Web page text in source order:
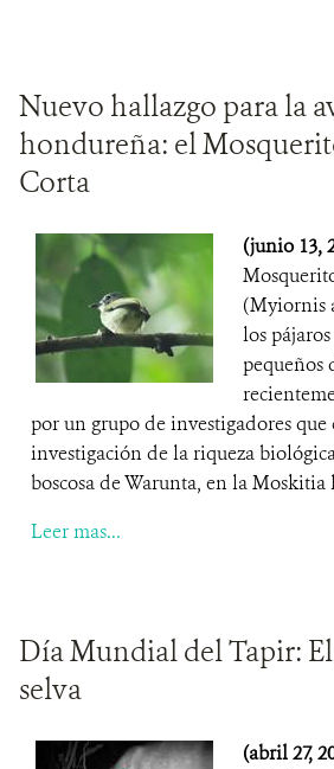
Nuevo hallazgo para la
hondureña: el
Corta
(junio 13,
(Myiornis
los
pequeños
por un grupo de investigadores
investigación de la riqueza
boscosa de Warunta, en la
Leer mas...
Día Mundial del Tapir:
selva
(abril 27,